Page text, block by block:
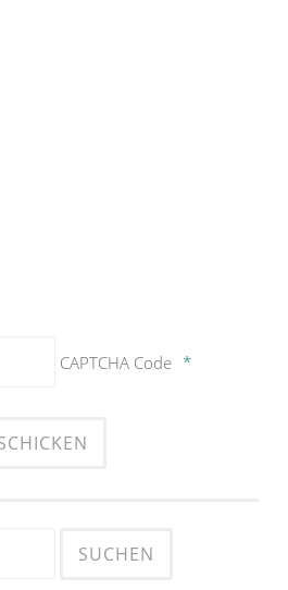
CAPTCHA Code *